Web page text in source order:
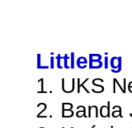
LittleBig
1. UKS
2. Banda